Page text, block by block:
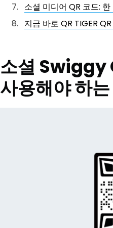
소셜 미디어 QR 코드:
지금 바로 QR TIGER
소셜 Swiggy
사용해야 하